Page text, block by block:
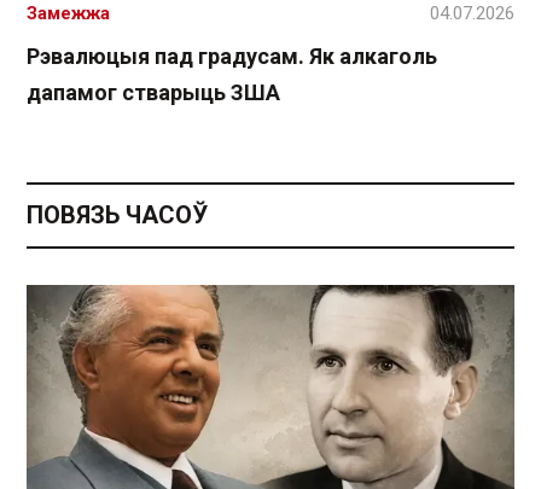
Рэвалюцыя пад градусам. Як алкаголь
дапамог стварыць ЗША
Замежжа 04.07.2026
ПОВЯЗЬ ЧАСОЎ